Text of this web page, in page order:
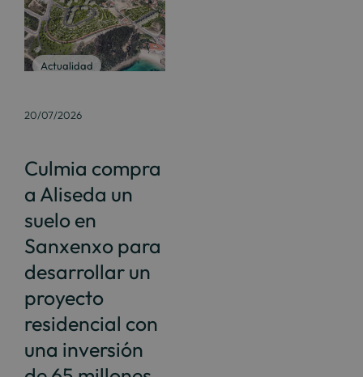
Actualidad
20/07/2026
Culmia compra
a Aliseda un
suelo en
Sanxenxo para
desarrollar un
proyecto
residencial con
una inversión